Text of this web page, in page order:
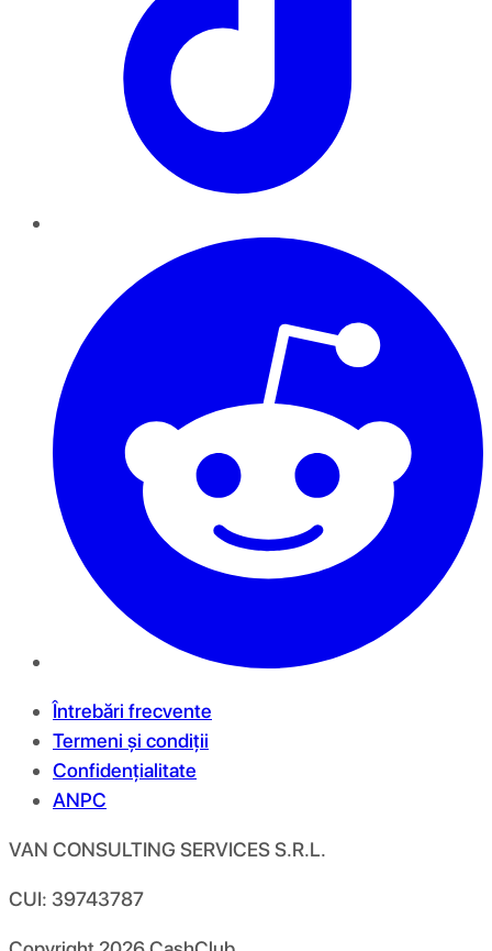
Întrebări frecvente
Termeni și condiții
Confidențialitate
ANPC
VAN CONSULTING SERVICES S.R.L.
CUI: 39743787